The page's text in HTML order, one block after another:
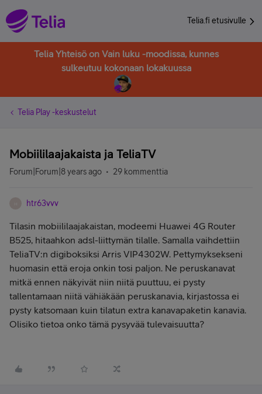
Telia.fi etusivulle
Telia Yhteisö on Vain luku -moodissa, kunnes
sulkeutuu kokonaan lokakuussa
Telia Play -keskustelut
Mobiililaajakaista ja TeliaTV
Forum|Forum|8 years ago 29 kommenttia
htr63vvv
Tilasin mobiililaajakaistan, modeemi Huawei 4G Router
B525, hitaahkon adsl-liittymän tilalle. Samalla vaihdettiin
TeliaTV:n digiboksiksi Arris VIP4302W. Pettymyksekseni
huomasin että eroja onkin tosi paljon. Ne peruskanavat
mitkä ennen näkyivät niin niitä puuttuu, ei pysty
tallentamaan niitä vähiäkään peruskanavia, kirjastossa ei
pysty katsomaan kuin tilatun extra kanavapaketin kanavia.
Olisiko tietoa onko tämä pysyvää tulevaisuutta?